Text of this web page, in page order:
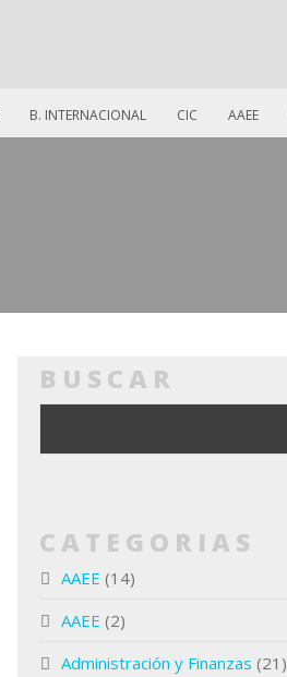
B. INTERNACIONAL CIC AAEE
BUSCAR
CATEGORIAS
AAEE (14)
AAEE (2)
Administración y Finanzas (21)